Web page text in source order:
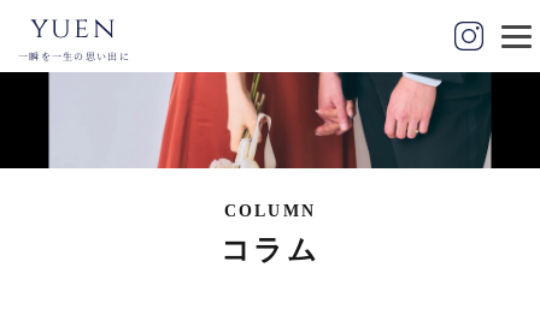
yuen
一瞬を一生の思い出に
COLUMN
コラム